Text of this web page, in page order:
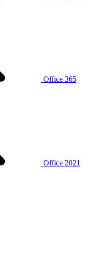
Office 365
Office 2021